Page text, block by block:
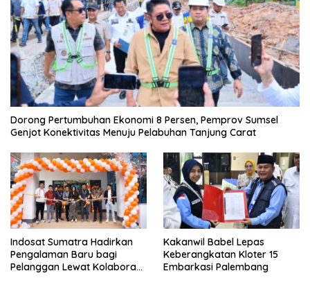
Dorong Pertumbuhan Ekonomi 8 Persen, Pemprov Sumsel
Genjot Konektivitas Menuju Pelabuhan Tanjung Carat
Indosat Sumatra Hadirkan
Pengalaman Baru bagi
Pelanggan Lewat Kolaborasi
Kakanwil Babel Lepas
Keberangkatan Kloter 15
Embarkasi Palembang